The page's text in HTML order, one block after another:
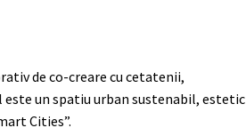
de co-creare cu cetatenii,
un spatiu urban sustenabil, estetic
Cities”.